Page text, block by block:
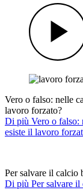
Vero o falso: nelle
lavoro forzato?
Di più Vero o falso:
esiste il lavoro
Per salvare il calcio
Di più Per salvare il